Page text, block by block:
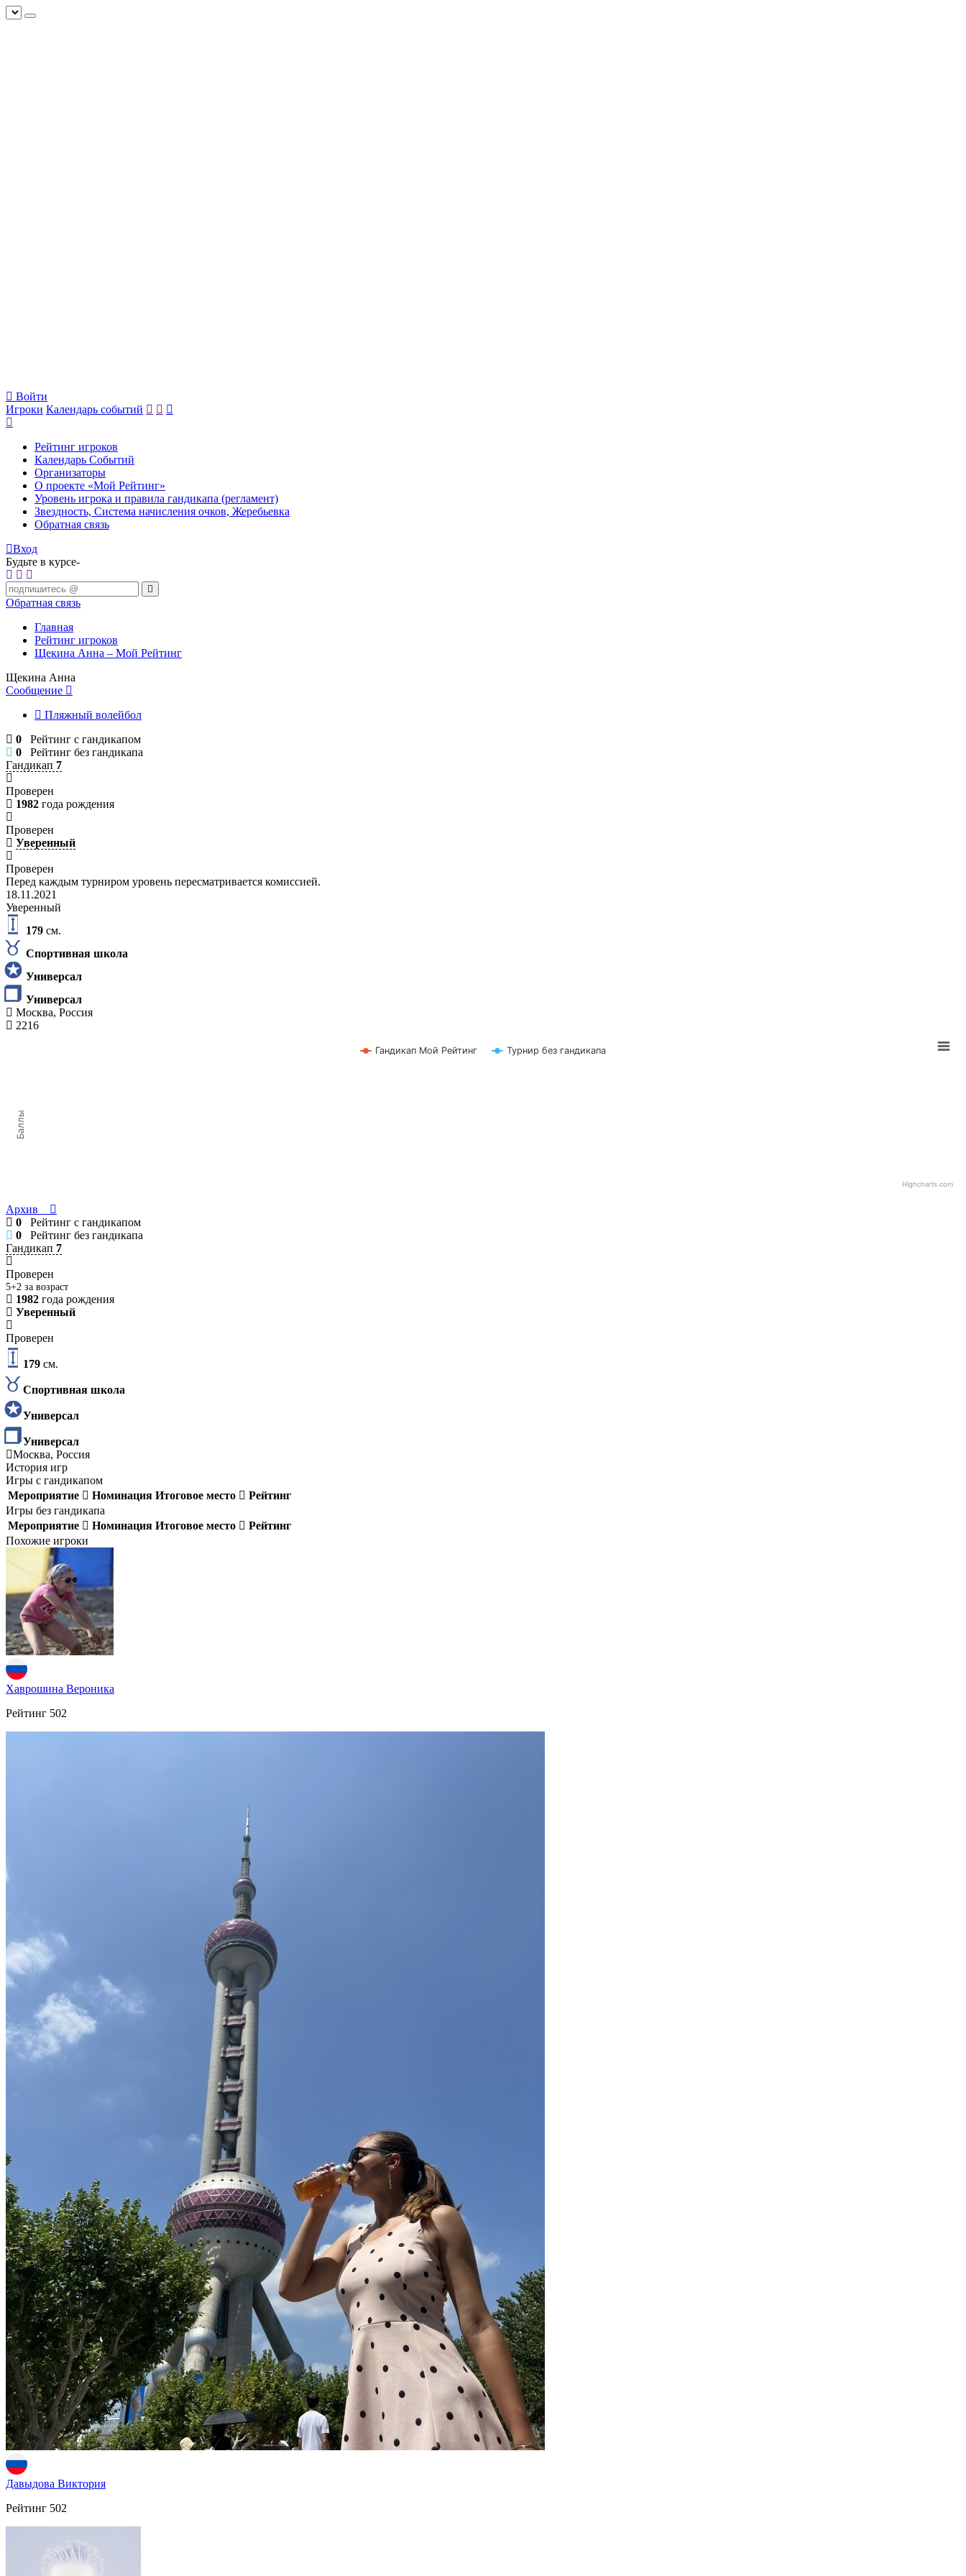
Войти
Игроки Календарь событий
Рейтинг игроков
Календарь Событий
Организаторы
О проекте «Мой Рейтинг»
Уровень игрока и правила гандикапа (регламент)
Звездность, Система начисления очков, Жеребьевка
Обратная связь
Вход
Будьте в курсе-
Обратная связь
Главная
Рейтинг игроков
Щекина Анна – Мой Рейтинг
Щекина Анна
Сообщение
Пляжный волейбол
0 Рейтинг с гандикапом
0 Рейтинг без гандикапа
Гандикап 7
Проверен
1982 года рождения
Проверен
Уверенный
Проверен
Перед каждым турниром уровень пересматривается комиссией.
18.11.2021
Уверенный
179 см.
Спортивная школа
Универсал
Универсал
Москва, Россия
2216
Баллы
Гандикап Мой Рейтинг Турнир без гандикапа
Highcharts.com
Архив
0 Рейтинг с гандикапом
0 Рейтинг без гандикапа
Гандикап 7
Проверен
5+2 за возраст
1982 года рождения
Уверенный
Проверен
179 см.
Спортивная школа
Универсал
Универсал
Москва, Россия
История игр
Игры с гандикапом
Мероприятие
Номинация Итоговое место
Рейтинг
Игры без гандикапа
Мероприятие
Номинация Итоговое место
Рейтинг
Похожие игроки
Хаврошина Вероника
Рейтинг 502
Давыдова Виктория
Рейтинг 502